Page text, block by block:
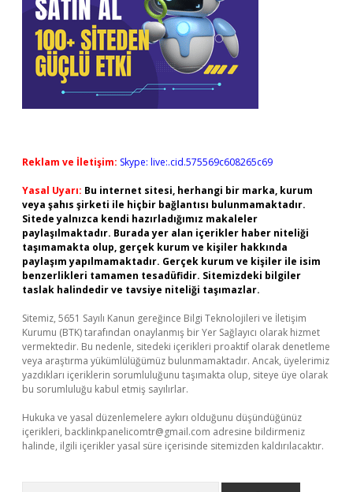
Reklam ve İletişim: Skype: live:.cid.575569c608265c69
Yasal Uyarı: Bu internet sitesi, herhangi bir marka, kurum
veya şahıs şirketi ile hiçbir bağlantısı bulunmamaktadır.
Sitede yalnızca kendi hazırladığımız makaleler
paylaşılmaktadır. Burada yer alan içerikler haber niteliği
taşımamakta olup, gerçek kurum ve kişiler hakkında
paylaşım yapılmamaktadır. Gerçek kurum ve kişiler ile isim
benzerlikleri tamamen tesadüfidir. Sitemizdeki bilgiler
taslak halindedir ve tavsiye niteliği taşımazlar.
Sitemiz, 5651 Sayılı Kanun gereğince Bilgi Teknolojileri ve İletişim
Kurumu (BTK) tarafından onaylanmış bir Yer Sağlayıcı olarak hizmet
vermektedir. Bu nedenle, sitedeki içerikleri proaktif olarak denetleme
veya araştırma yükümlülüğümüz bulunmamaktadır. Ancak, üyelerimiz
yazdıkları içeriklerin sorumluluğunu taşımakta olup, siteye üye olarak
bu sorumluluğu kabul etmiş sayılırlar.
Hukuka ve yasal düzenlemelere aykırı olduğunu düşündüğünüz
içerikleri, backlinkpanelicomtr@gmail.com adresine bildirmeniz
halinde, ilgili içerikler yasal süre içerisinde sitemizden kaldırılacaktır.